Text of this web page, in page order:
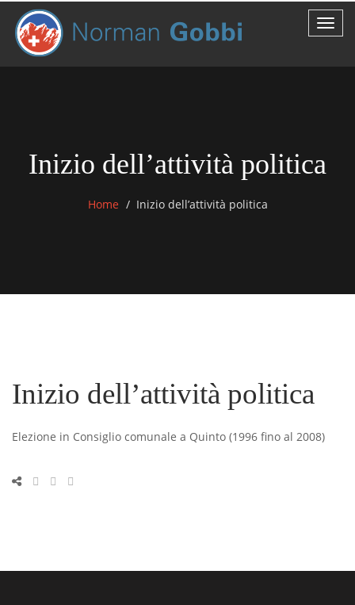
Inizio dell’attività politica
Home Inizio dell’attività politica
Inizio dell’attività politica
Elezione in Consiglio comunale a Quinto (1996 fino al 2008)